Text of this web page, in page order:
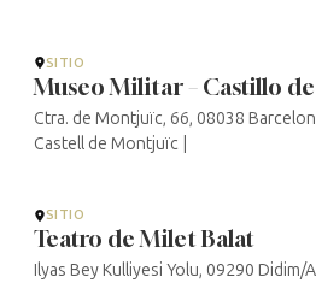
SITIO
Museo Militar – Castillo
Ctra. de Montjuïc, 66, 08038
Castell de Montjuïc |
SITIO
Teatro de Milet Balat
Ilyas Bey Kulliyesi Yolu, 09290 Didim/